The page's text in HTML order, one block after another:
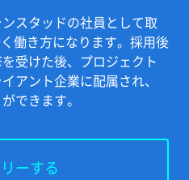
スタッドの社員として取
働き方になります。採用後
受けた後、プロジェクト
アント企業に配属され、
できます。
ーする